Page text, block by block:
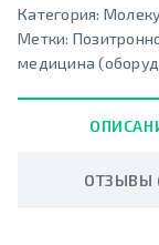
Категория:
Метки:
медицина
ОТЗЫВЫ